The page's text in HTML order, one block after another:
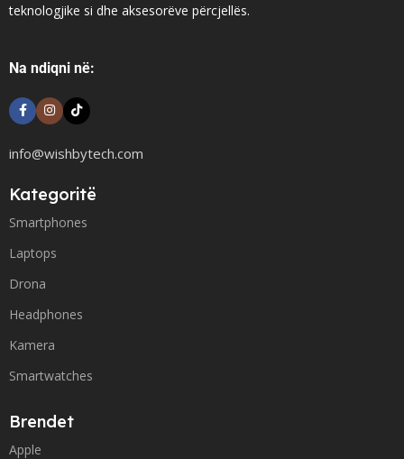
teknologjike si dhe aksesorëve përcjellës.
Na ndiqni në:
info@wishbytech.com
Kategoritë
Smartphones
Laptops
Drona
Headphones
Kamera
Smartwatches
Brendet
Apple